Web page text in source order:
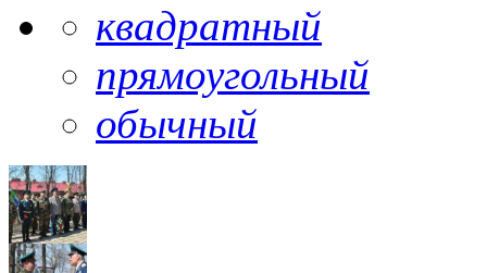
квадратный
прямоугольный
обычный